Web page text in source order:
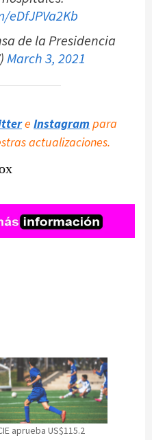
de la Presidencia
March 3, 2021
e Instagram para
actualizaciones.
aprueba US$115.2